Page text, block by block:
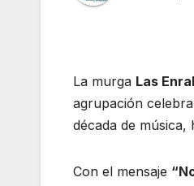
La murga Las
agrupación
década de
Con el mensaje